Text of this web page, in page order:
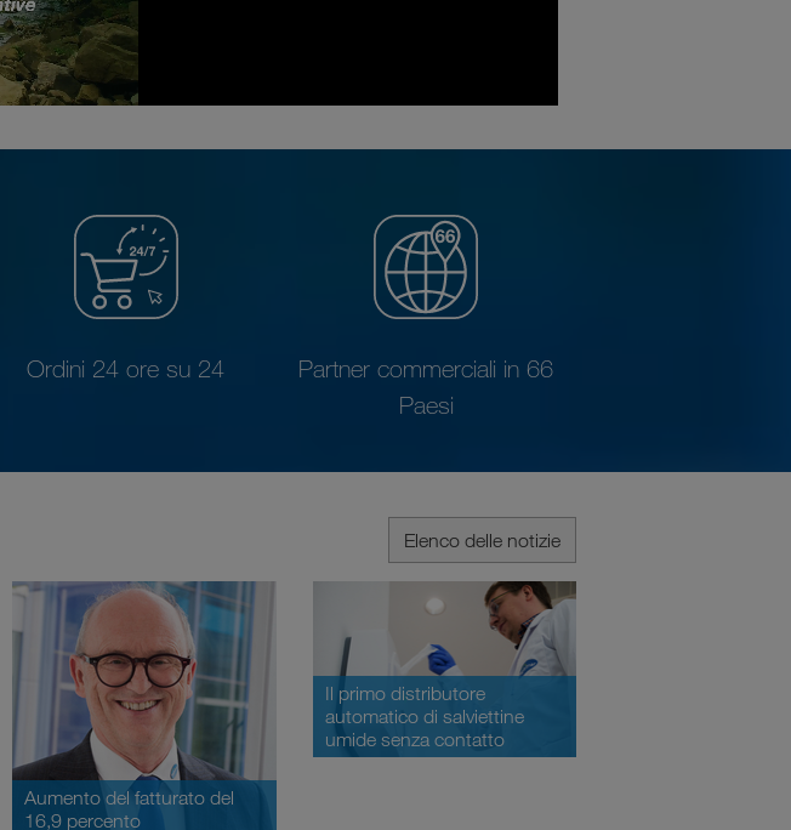
Ordini 24 ore su 24
Partner commerciali in 66
Paesi
Elenco delle notizie
Aumento del fatturato del
16,9 percento
Il primo distributore
automatico di salviettine
umide senza contatto